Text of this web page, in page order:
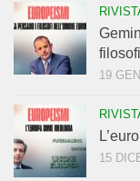
19
15